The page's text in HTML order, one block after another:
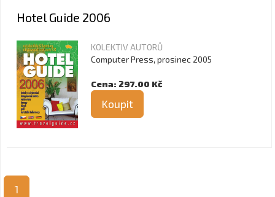
Hotel Guide 2006
KOLEKTIV AUTORŮ
Computer Press, prosinec 2005
Cena: 297.00 Kč
Koupit
1